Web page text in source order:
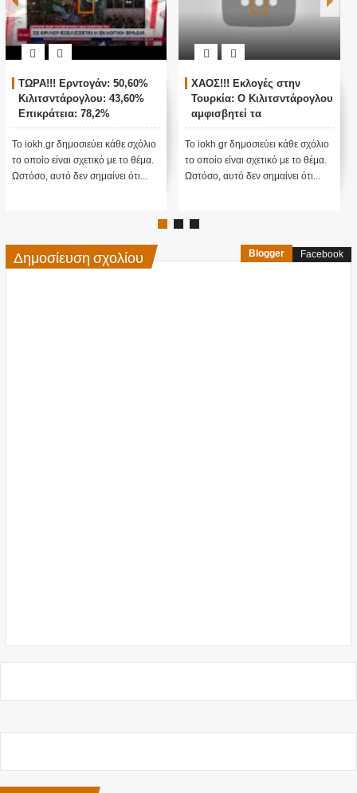
ΤΩΡΑ!!! Ερντογάν: 50,60%
Κιλιτσντάρογλου: 43,60%
Επικράτεια: 78,2%
Το iokh.gr δημοσιεύει κάθε σχόλιο
το οποίο είναι σχετικό με το θέμα.
Ωστόσο, αυτό δεν σημαίνει ότι...
ΧΑΟΣ!!! Εκλογές στην
Τουρκία: Ο Κιλιτσντάρογλου
αμφισβητεί τα
αποτελέσματα θα γίνουν
ενστάσεις...
Το iokh.gr δημοσιεύει κάθε σχόλιο
το οποίο είναι σχετικό με το θέμα.
Ωστόσο, αυτό δεν σημαίνει ότι...
Δημοσίευση σχολίου Blogger Facebook